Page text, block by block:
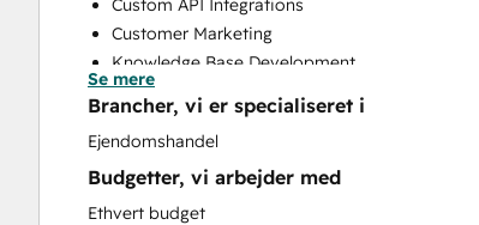
Custom API Integrations
Customer Marketing
Knowledge Base Development
Programmable Automation
Sales and Marketing Alignment
Website Development
Se mere
Brancher, vi er specialiseret i
Ejendomshandel
Budgetter, vi arbejder med
Ethvert budget